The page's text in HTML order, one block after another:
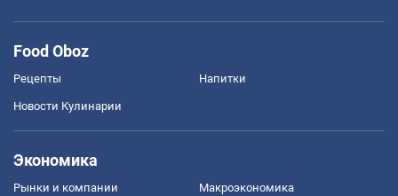
Food Oboz
Рецепты Напитки
Новости Кулинарии
Экономика
Рынки и компании Mакроэкономика